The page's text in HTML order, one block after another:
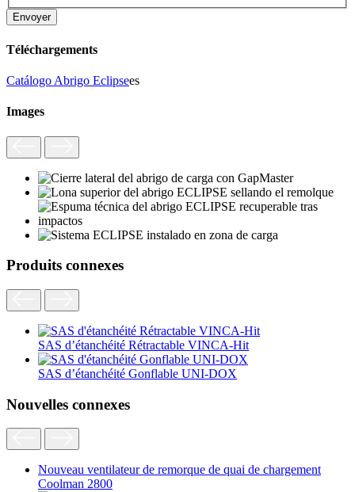
Téléchargements
Catálogo Abrigo Eclipsees
Images
Produits connexes
SAS d’étanchéité Rétractable VINCA-Hit
SAS d’étanchéité Gonflable UNI-DOX
Nouvelles connexes
Nouveau ventilateur de remorque de quai de chargement
Coolman 2800